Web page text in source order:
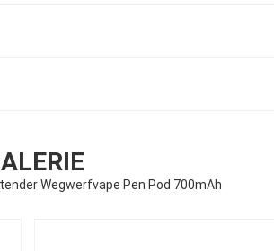
Wegwerfvape Pen Pod 700mAh